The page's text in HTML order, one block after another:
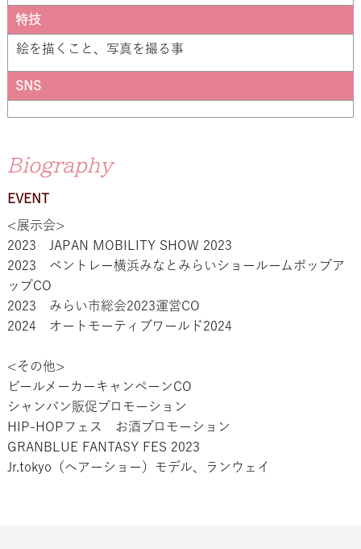
特技
絵を描くこと、写真を撮る事
SNS
Biography
EVENT
<展示会>
2023 JAPAN MOBILITY SHOW 2023
2023 ベントレー横浜みなとみらいショールームポップア
ップCO
2023 みらい市総会2023運営CO
2024 オートモーティブワールド2024
<その他>
ビールメーカーキャンペーンCO
シャンパン販促プロモーション
HIP-HOPフェス お酒プロモーション
GRANBLUE FANTASY FES 2023
Jr.tokyo（ヘアーショー）モデル、ランウェイ